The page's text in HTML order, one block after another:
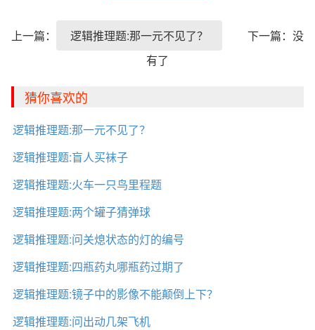
上一篇： 逻辑推理题:那一元不见了？
下一篇：没
有了
猜你喜欢的
逻辑推理题:那一元不见了？
逻辑推理题:盲人买袜子
逻辑推理题:火车一只鸟里程题
逻辑推理题:两个罐子猜弹球
逻辑推理题:问关熄状态的灯的编号
逻辑推理题:四瓶药丸哪瓶药过期了
逻辑推理题:镜子中的影像不能颠倒上下？
逻辑推理题:问出动几架飞机